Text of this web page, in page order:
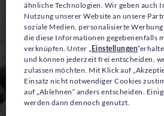
ähnliche Technologien. Wir geben auch
Nutzung unserer Website an unsere
soziale Medien, personalisierte
die diese Informationen gegebenenfalls
verknüpfen. Unter „ Einstellungen
und können jederzeit frei entscheiden,
zulassen möchten. Mit Klick auf
Einsatz nicht notwendiger Cookies
auf „Ablehnen“ anders entscheiden.
werden dann dennoch genutzt.